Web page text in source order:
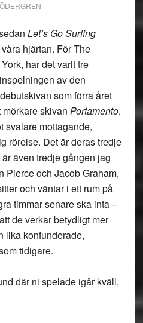
Let’s Go Surfing
hjärtan. För The
har det varit tre
av den
som förra året
skivan Portamento,
svalare mottagande,
rörelse. Det är deras tredje
även tredje gången jag
Pierce och Jacob Graham,
och väntar i ett rum på
timmar senare ska inta –
de verkar betydligt mer
lika konfunderade,
tidigare.
där ni spelade igår kväll,